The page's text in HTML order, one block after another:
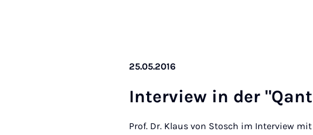
25.05.2016
In­ter­view in der
Prof. Dr. Klaus von Stosch im Interview